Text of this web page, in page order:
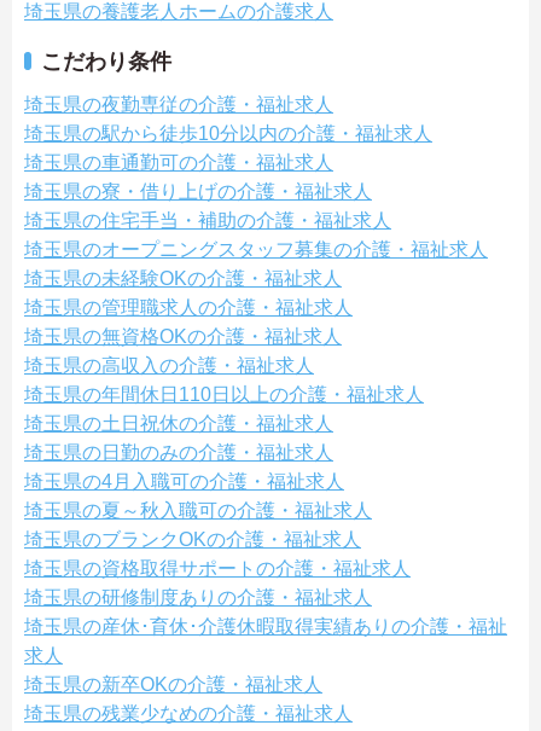
埼玉県の養護老人ホームの介護求人
こだわり条件
埼玉県の夜勤専従の介護・福祉求人
埼玉県の駅から徒歩10分以内の介護・福祉求人
埼玉県の車通勤可の介護・福祉求人
埼玉県の寮・借り上げの介護・福祉求人
埼玉県の住宅手当・補助の介護・福祉求人
埼玉県のオープニングスタッフ募集の介護・福祉求人
埼玉県の未経験OKの介護・福祉求人
埼玉県の管理職求人の介護・福祉求人
埼玉県の無資格OKの介護・福祉求人
埼玉県の高収入の介護・福祉求人
埼玉県の年間休日110日以上の介護・福祉求人
埼玉県の土日祝休の介護・福祉求人
埼玉県の日勤のみの介護・福祉求人
埼玉県の4月入職可の介護・福祉求人
埼玉県の夏～秋入職可の介護・福祉求人
埼玉県のブランクOKの介護・福祉求人
埼玉県の資格取得サポートの介護・福祉求人
埼玉県の研修制度ありの介護・福祉求人
埼玉県の産休･育休･介護休暇取得実績ありの介護・福祉
求人
埼玉県の新卒OKの介護・福祉求人
埼玉県の残業少なめの介護・福祉求人